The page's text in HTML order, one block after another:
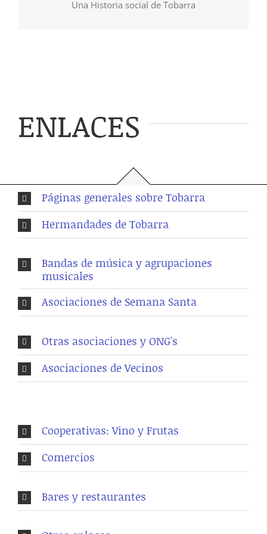
Una Historia social de Tobarra
historia social de Tobarra. (En breve)
ENLACES
Páginas generales sobre Tobarra
Hermandades de Tobarra
Bandas de música y agrupaciones
musicales
Asociaciones de Semana Santa
Otras asociaciones y ONG's
Asociaciones de Vecinos
Cooperativas: Vino y Frutas
Comercios
Bares y restaurantes